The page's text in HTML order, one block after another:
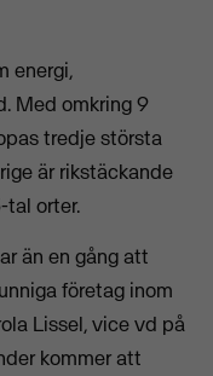
energi,
Med omkring 9
tredje största
är rikstäckande
orter.
än en gång att
företag inom
Lissel, vice vd på
kommer att